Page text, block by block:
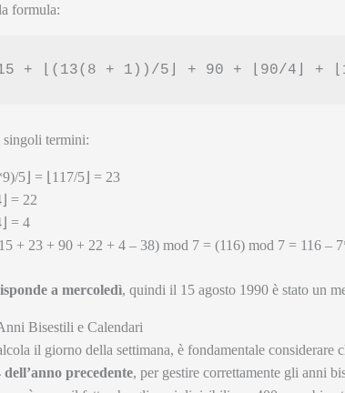
formula:
+ ⌊(13(8 + 1))/5⌋ + 90 + ⌊90/4⌋ +
termini:
5⌋ = ⌊117/5⌋ = 23
= 22
= 4
+ 23 + 90 + 22 + 4 – 38) mod 7 = (116) mod 7 = 116 –
a mercoledì, quindi il 15 agosto 1990 è stato un
Bisestili e Calendari
il giorno della settimana, è fondamentale considerare
dell’anno precedente, per gestire correttamente gli anni